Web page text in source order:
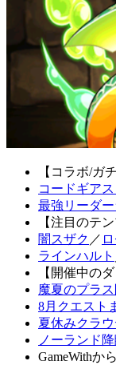
【コラボ/ガ
コードギア
最強リーダ
【注目のテ
闇スザク ／
ラインハルト
【開催中の
魔夏のプラ
8月クエスト
夏休みクラ
ノーランド
GameWithか